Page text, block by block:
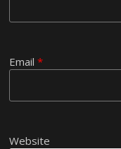
Email*
Website